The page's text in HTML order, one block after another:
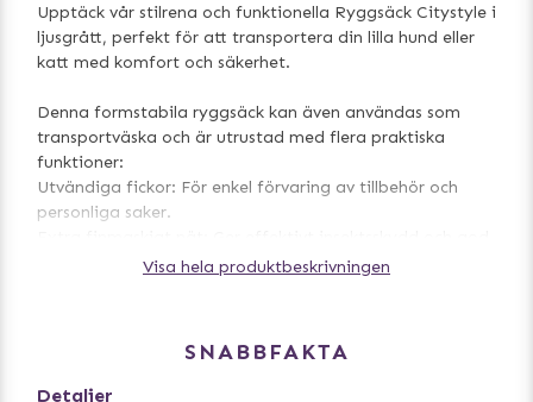
Upptäck vår stilrena och funktionella Ryggsäck Citystyle i
ljusgrått, perfekt för att transportera din lilla hund eller
katt med komfort och säkerhet.
Denna formstabila ryggsäck kan även användas som
transportväska och är utrustad med flera praktiska
funktioner:
Utvändiga fickor: För enkel förvaring av tillbehör och
personliga saker.
ventilation för ditt husdjur.
Visa hela produktbeskrivningen
SNABBFAKTA
Detaljer